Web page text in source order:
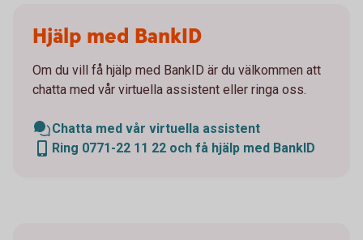
Hjälp med BankID
Om du vill få hjälp med BankID är du välkommen att
chatta med vår virtuella assistent eller ringa oss.
Chatta med vår virtuella assistent
Ring 0771-22 11 22 och få hjälp med BankID